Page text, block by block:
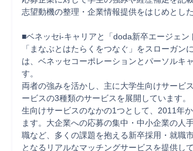
志望動機の整理・企業情報提供をはじめとし
■ベネッセi-キャリアと「doda新卒エージェン
「まなぶとはたらくをつなぐ」をスローガン
は、ベネッセコーポレーションとパーソルキ
す。
両者の強みを活かし、主に大学生向けサービ
ービスの3種類のサービスを展開しています
生向けサービスのなかの1つとして、2011年
ます。大企業への応募の集中・中小企業の人
職など、多くの課題を抱える新卒採用・就職
となるリアルなマッチングサービスを提供して